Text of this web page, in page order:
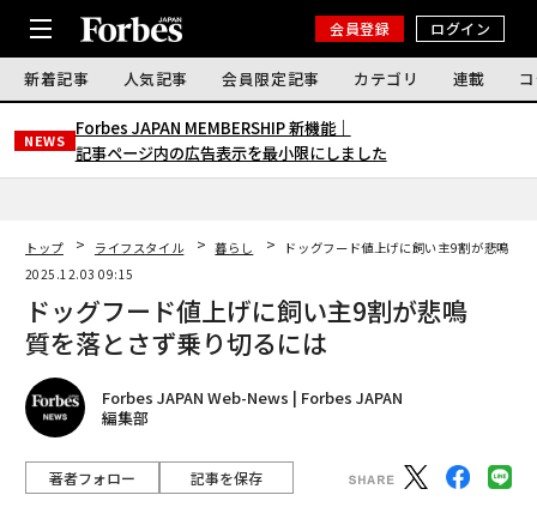
会員登録 ログイン
新着記事 人気記事 会員限定記事 カテゴリ 連載
NEWS
Forbes JAPAN MEMBERSHIP 新機能｜
記事ページ内の広告表示を最小限にしました
トップ ライフスタイル 暮らし
ドッグフード値上げに飼い主9割が悲鳴
2025.12.03 09:15
ドッグフード値上げに飼い主9割が悲鳴
質を落とさず乗り切るには
Forbes JAPAN Web-News | Forbes JAPAN
編集部
著者フォロー 記事を保存